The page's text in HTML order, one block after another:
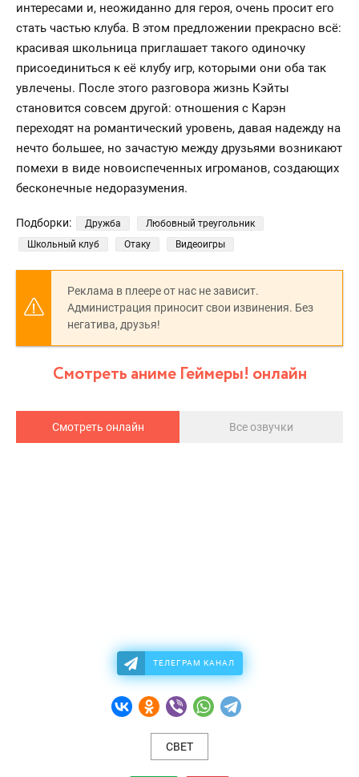
интересами и, неожиданно для героя, очень просит его
стать частью клуба. В этом предложении прекрасно всё:
красивая школьница приглашает такого одиночку
присоединиться к её клубу игр, которыми они оба так
увлечены. После этого разговора жизнь Кэйты
становится совсем другой: отношения с Карэн
переходят на романтический уровень, давая надежду на
нечто большее, но зачастую между друзьями возникают
помехи в виде новоиспеченных игроманов, создающих
бесконечные недоразумения.
Подборки: Дружба
Любовный треугольник
Школьный клуб
Отаку Видеоигры
Реклама в плеере от нас не зависит.
Администрация приносит свои извинения. Без
негатива, друзья!
Смотреть аниме Геймеры! онлайн
Смотреть онлайн Все озвучки
ТЕЛЕГРАМ КАНАЛ
СВЕТ